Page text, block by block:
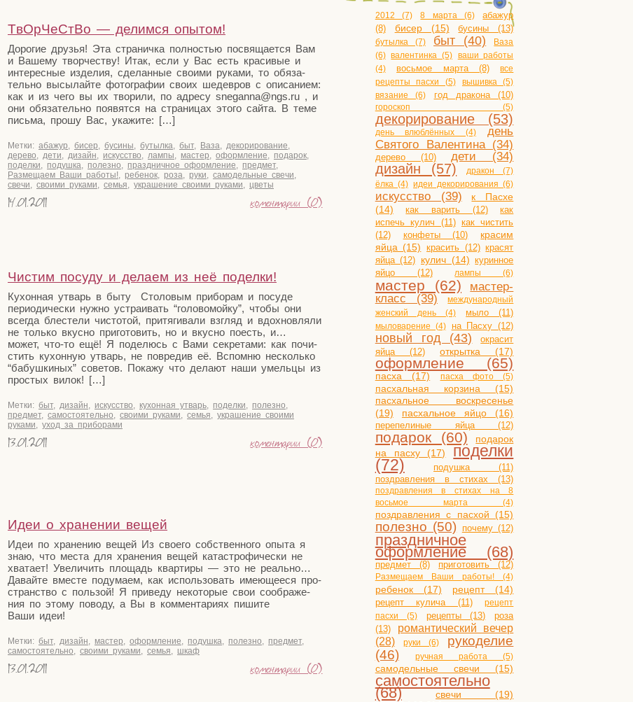
TвOрЧеСтВо — делимся опытом!
Доро­гие дру­зья! Эта стра­нич­ка пол­но­стью посвя­ща­ет­ся Вам
и Ваше­му твор­че­ству! Итак, если у Вас есть кра­си­вые и
инте­рес­ные изде­лия, сде­лан­ные сво­и­ми рука­ми, то обя­за­
тель­но высы­лай­те фото­гра­фии сво­их шедев­ров с опи­са­ни­ем:
как и из чего вы их тво­ри­ли, по адре­су sneganna@​ngs.​ru , и
они обя­за­тель­но появят­ся на стра­ни­цах это­го сай­та. В теме
пись­ма, про­шу Вас, укажите: […]
Метки: абажур, бисер, бусины, бутылка, быт, Ваза, декорирование,
дерево, дети, дизайн, искусство, лампы, мастер, оформление, подарок,
поделки, подушка, полезно, праздничное оформление, предмет,
Размещаем Ваши работы!, ребенок, роза, руки, самодельные свечи,
свечи, своими руками, семья, украшение своими руками, цветы
14.01.2011 коментарии (0)
Чистим посуду и делаем из неё поделки!
Кухон­ная утварь в быту Сто­ло­вым при­бо­рам и посу­де
пери­о­ди­че­ски нуж­но устра­и­вать “голо­во­мой­ку”, что­бы они
все­гда бле­сте­ли чисто­той, при­тя­ги­ва­ли взгляд и вдох­нов­ля­ли
не толь­ко вкус­но при­го­то­вить, но и вкус­но поесть, и…
может, что-то ещё! Я поде­люсь с Вами сек­ре­та­ми: как почи­
стить кухон­ную утварь, не повре­див её. Вспом­ню несколь­ко
“бабуш­ки­ных” сове­тов. Пока­жу что дела­ют наши умель­цы из
про­стых вилок! […]
Метки: быт, дизайн, искусство, кухонная утварь, поделки, полезно,
предмет, самостоятельно, своими руками, семья, украшение своими
руками, уход за приборами
13.01.2011 коментарии (0)
Идеи о хранении вещей
Идеи по хра­не­нию вещей Из сво­е­го соб­ствен­но­го опы­та я
знаю, что места для хра­не­ния вещей ката­стро­фи­че­ски не
хва­та­ет! Уве­ли­чить пло­щадь квар­ти­ры — это не реаль­но…
Давай­те вме­сте поду­ма­ем, как исполь­зо­вать име­ю­ще­е­ся про­
стран­ство с поль­зой! Я при­ве­ду неко­то­рые свои сооб­ра­же­
ния по это­му пово­ду, а Вы в ком­мен­та­ри­ях пиши­те
Ваши идеи!
Метки: быт, дизайн, мастер, оформление, подушка, полезно, предмет,
самостоятельно, своими руками, семья, шкаф
13.01.2011 коментарии (0)
2012 (7) 8 марта (6)
абажур
(8)
бисер (15) бусины (13)
бутылка (7) быт (40)
Ваза
(6) валентинка (5) ваши работы
(4)
восьмое марта (8)
все
рецепты пасхи (5)
вышивка (5)
вязание (6)
год дракона (10)
гороскоп (5)
декорирование (53)
день влюблённых (4)
день
Святого Валентина (34)
дерево (10) дети (34)
дизайн (57)
дракон (7)
ёлка (4) идеи декорирования (6)
искусство (39)
к Пасхе
(14)
как варить (12)
как
испечь кулич (11) как чистить
(12)
конфеты (10)
красим
яйца (15)
красить (12) красят
яйца (12) кулич (14) куринное
яйцо (12)
лампы (6)
мастер (62)
мастер-
класс (39)
международный
женский день (4)
мыло (11)
мыловарение (4) на Пасху (12)
новый год (43)
окрасит
яйца (12)
открытка (17)
оформление (65)
пасха (17) пасха фото (5)
пасхальная корзина (15)
пасхальное воскресенье
(19)
пасхальное яйцо (16)
перепелиные яйца (12)
подарок (60)
подарок
на пасху (17)
поделки
(72)
подушка (11)
поздравления в стихах (13)
поздравления в стихах на 8
восьмое марта (4)
поздравления с пасхой (15)
полезно (50) почему (12)
праздничное
оформление (68)
предмет (8) приготовить (12)
Размещаем Ваши работы! (4)
ребенок (17)
рецепт (14)
рецепт кулича (11)
рецепт
пасхи (5)
рецепты (13)
роза
(13)
романтический вечер
(28)
руки (6)
рукоделие
(46)
ручная работа (5)
самодельные свечи (15)
самостоятельно
(68) свечи (19)